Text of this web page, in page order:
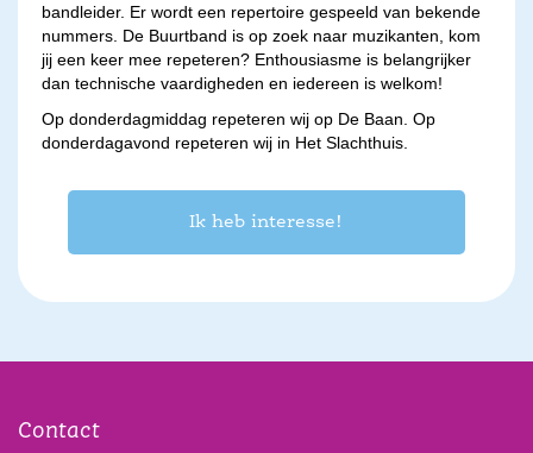
bandleider. Er wordt een repertoire gespeeld van bekende
nummers. De Buurtband is op zoek naar muzikanten, kom
jij een keer mee repeteren? Enthousiasme is belangrijker
dan technische vaardigheden en iedereen is welkom!
Op donderdagmiddag repeteren wij op De Baan. Op
donderdagavond repeteren wij in Het Slachthuis.
Ik heb interesse!
Contact